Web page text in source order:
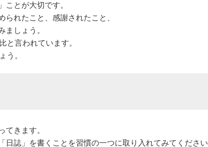
ことが大切です。
れたこと、感謝されたこと、
ましょう。
と言われています。
う。
てきます。
日誌」を書くことを習慣の一つに取り入れてみてください